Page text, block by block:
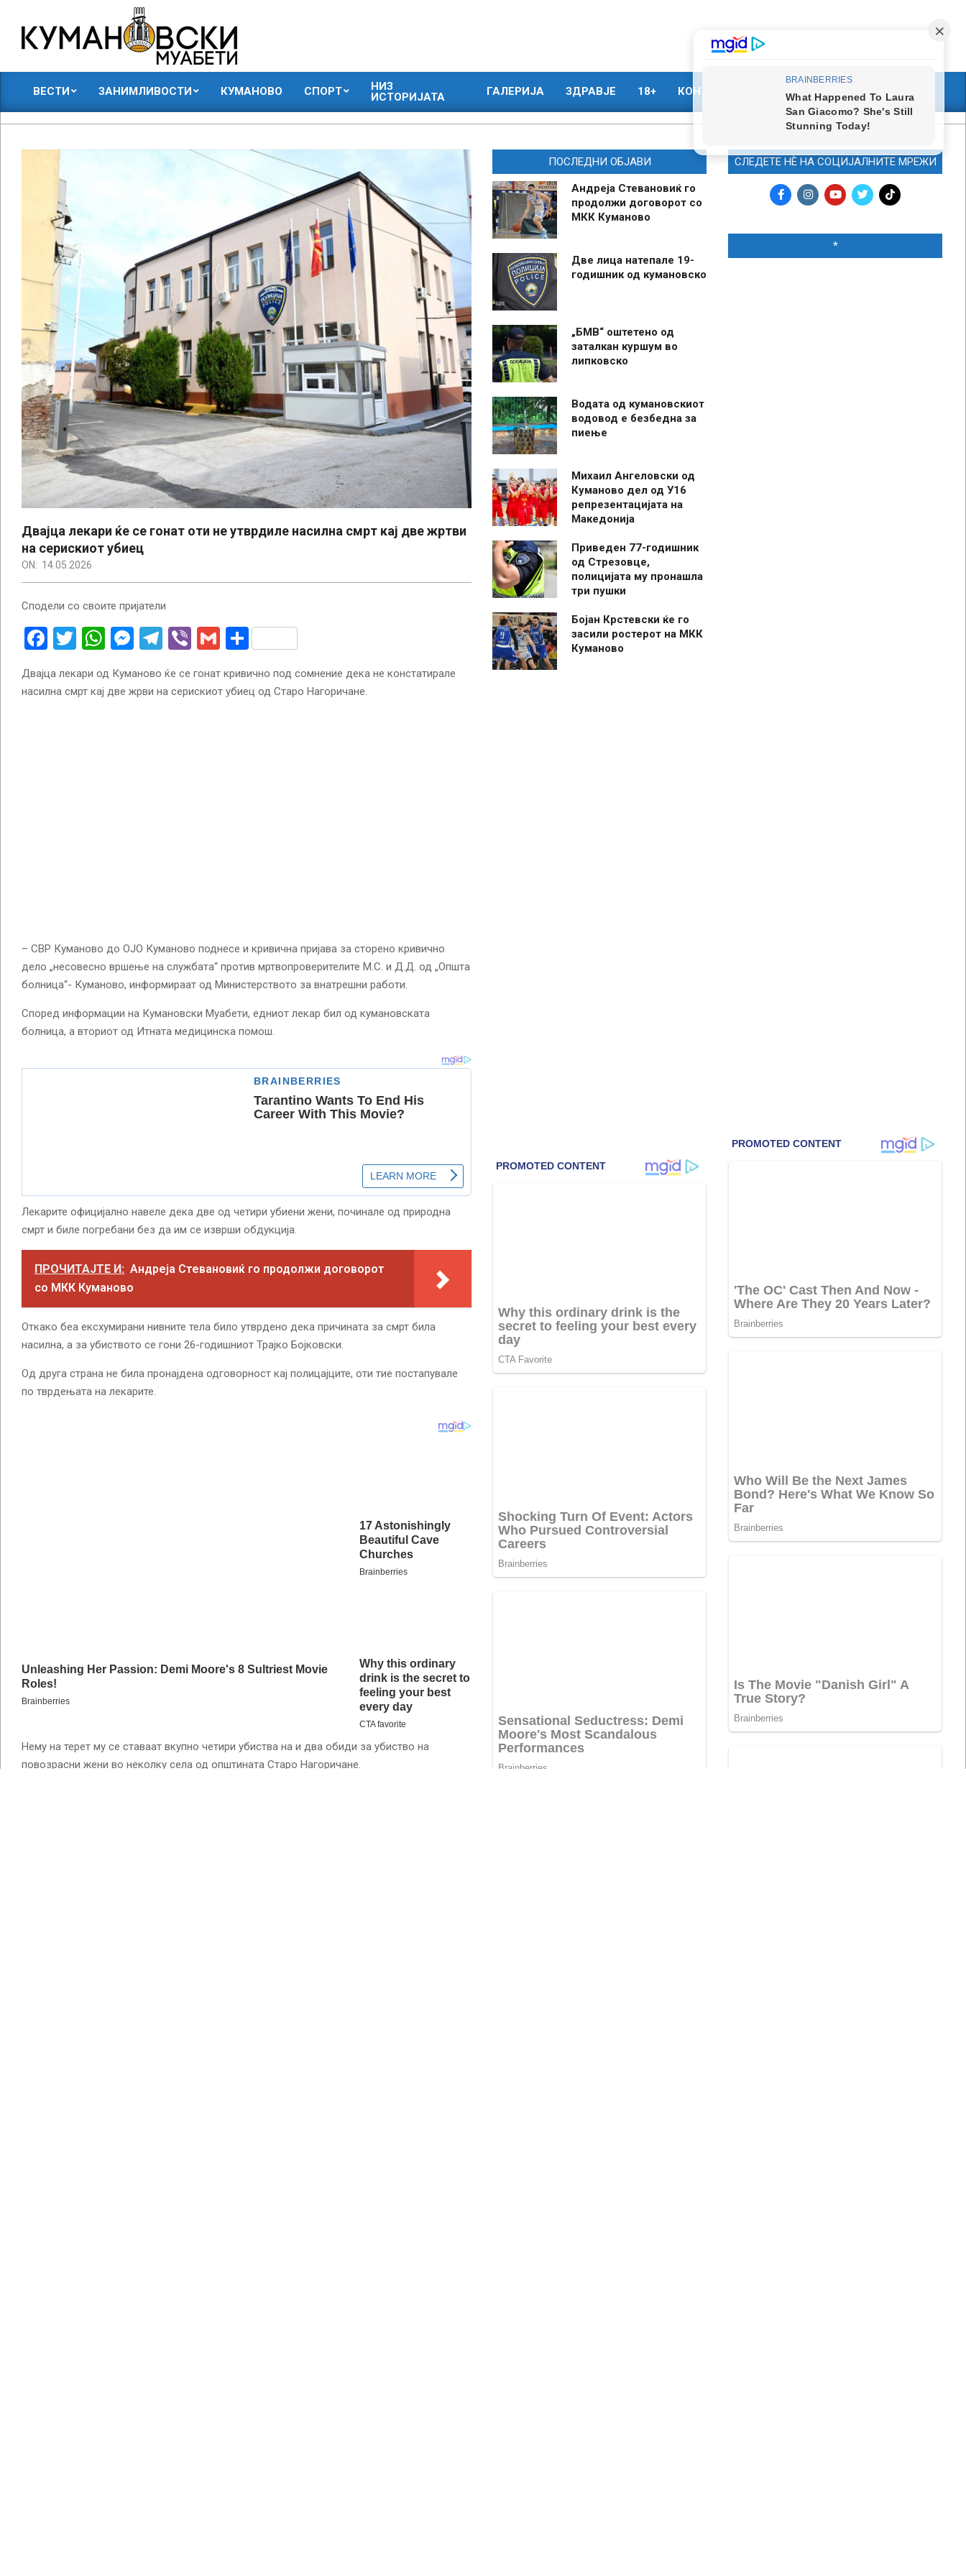
content
КУМАНОВСКИ
МУАБЕТИ
ВЕСТИ ЗАНИМЛИВОСТИ КУМАНОВО СПОРТ
НИЗ
ИСТОРИЈАТА
ГАЛЕРИЈА ЗДРАВЈЕ 18+ КОНТАКТ МАРКЕТИНГ
Двајца лекари ќе се гонат оти не утврдиле насилна смрт кај две жртви
на серискиот убиец
ON: 14.05.2026
Сподели со своите пријатели
Facebook
Twitter
WhatsApp
Messenger
Telegram
ViberGmailShare
Двајца лекари од Куманово ќе се гонат кривично под сомнение дека не констатирале
насилна смрт кај две жрви на серискиот убиец од Старо Нагоричане.
– СВР Куманово до ОЈО Куманово поднесе и кривична пријава за сторено кривично
дело „несовесно вршење на службата“ против мртвопроверителите М.С. и Д.Д. од „Општа
болница“- Куманово, информираат од Министерството за внатрешни работи.
Според информации на Кумановски Муабети, едниот лекар бил од кумановската
болница, а вториот од Итната медицинска помош.
Лекарите официјално навеле дека две од четири убиени жени, починале од природна
смрт и биле погребани без да им се изврши обдукција.
ПРОЧИТАЈТЕ И: Андреја Стевановиќ го продолжи договорот
со МКК Куманово
Откако беа ексхумирани нивните тела било утврдено дека причината за смрт била
насилна, а за убиството се гони 26-годишниот Трајко Бојковски.
Од друга страна не била пронајдена одговорност кај полицајците, оти тие постапувале
по тврдењата на лекарите.
Нему на терет му се ставаат вкупно четири убиства на и два обиди за убиство на
повозрасни жени во неколку села од општината Старо Нагоричане.
ПОСЛЕДНИ ОБЈАВИ
Андреја Стевановиќ го
продолжи договорот со
МКК Куманово
Две лица натепале 19-
годишник од кумановско
„БМВ“ оштетено од
заталкан куршум во
липковско
Водата од кумановскиот
водовод е безбедна за
пиење
Михаил Ангеловски од
Куманово дел од У16
репрезентацијата на
Македонија
Приведен 77-годишник
од Стрезовце,
полицијата му пронашла
три пушки
Бојан Крстевски ќе го
засили ростерот на МКК
Куманово
СЛЕДЕТЕ НЀ НА СОЦИЈАЛНИТЕ МРЕЖИ
*